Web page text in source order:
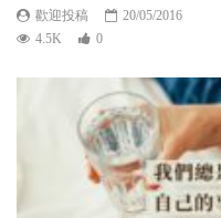
歡迎投稿
20/05/2016
4.5K
0